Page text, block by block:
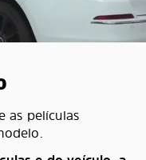
as películas